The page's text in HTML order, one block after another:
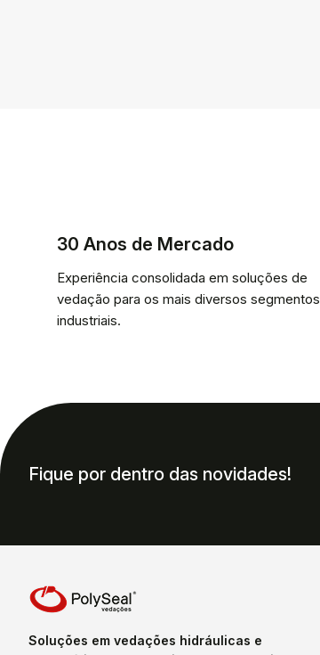
30 Anos de Mercado
Experiência consolidada em soluções de
vedação para os mais diversos segmentos
industriais.
Fique por dentro das novidades!
Soluções em vedações hidráulicas e